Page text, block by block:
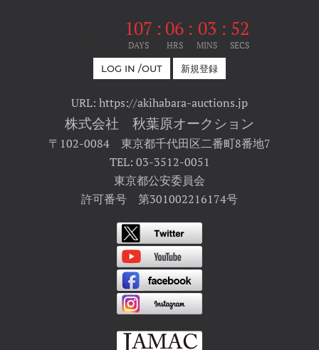
107
DAYS
: 06
HRS
: 03
MINS
: 52
SECS
LOG IN /OUT 新規登録
URL: https://akihabara-auctions.jp
株式会社 秋葉原オークション
〒102-0084 東京都千代田区二番町8番地7
TEL: 03-3512-0051
東京都公安委員会
許可番号 第301002216174号